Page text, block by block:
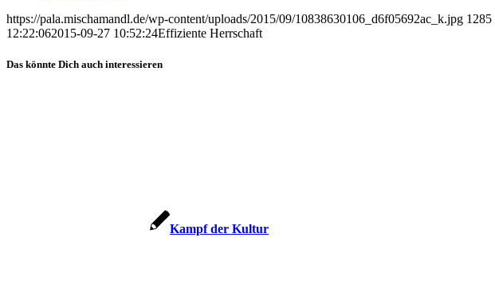
https://pala.mischamandl.de/wp-content/uploads/2015/09/10838630106_d6f05692ac_k.jpg 1285
12:22:062015-09-27 10:52:24Effi­zi­en­te Herrschaft
Das könnte Dich auch interessieren
Kampf der Kultur